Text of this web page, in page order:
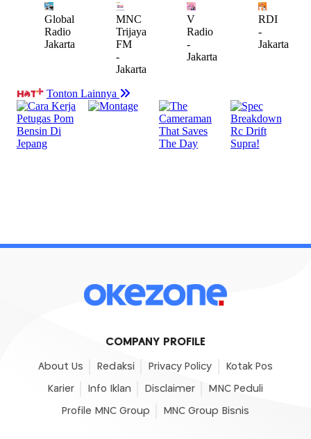
COMPANY PROFILE
About Us Redaksi Privacy Policy Kotak Pos
Karier Info Iklan Disclaimer MNC Peduli
Profile MNC Group MNC Group Bisnis